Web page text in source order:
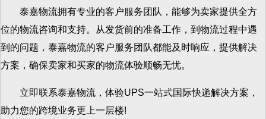
泰嘉物流拥有专业的客户服务团队，能够为卖家提供全方
位的物流咨询和支持。从发货前的准备工作，到物流过程中遇
到的问题，泰嘉物流的客户服务团队都能及时响应，提供解决
方案，确保卖家和买家的物流体验顺畅无忧。
立即联系泰嘉物流，体验UPS一站式国际快递解决方案，
助力您的跨境业务更上一层楼!